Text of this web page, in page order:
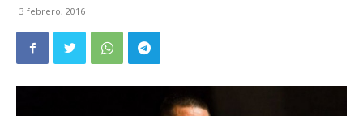
3 febrero, 2016